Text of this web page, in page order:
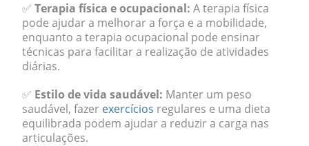
✅ Terapia física e ocupacional: A terapia física
pode ajudar a melhorar a força e a mobilidade,
enquanto a terapia ocupacional pode ensinar
técnicas para facilitar a realização de atividades
diárias.
✅ Estilo de vida saudável: Manter um peso
saudável, fazer exercícios regulares e uma dieta
equilibrada podem ajudar a reduzir a carga nas
articulações.